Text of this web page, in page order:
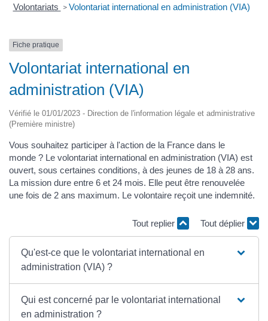
Volontariats > Volontariat international en administration (VIA)
Fiche pratique
Volontariat international en
administration (VIA)
Vérifié le 01/01/2023 - Direction de l'information légale et administrative
(Première ministre)
Vous souhaitez participer à l'action de la France dans le
monde ? Le volontariat international en administration (VIA) est
ouvert, sous certaines conditions, à des jeunes de 18 à 28 ans.
La mission dure entre 6 et 24 mois. Elle peut être renouvelée
une fois de 2 ans maximum. Le volontaire reçoit une indemnité.
Tout replier Tout déplier
Qu'est-ce que le volontariat international en
administration (VIA) ?
Qui est concerné par le volontariat international
en administration ?